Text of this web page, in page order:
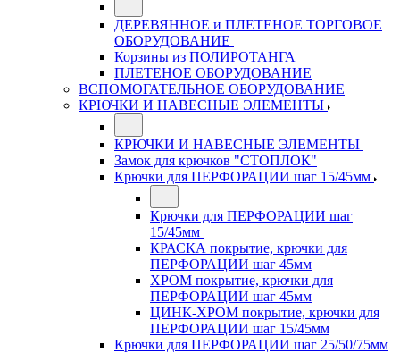
ДЕРЕВЯННОЕ и ПЛЕТЕНОЕ ТОРГОВОЕ
ОБОРУДОВАНИЕ
Корзины из ПОЛИРОТАНГА
ПЛЕТЕНОЕ ОБОРУДОВАНИЕ
ВСПОМОГАТЕЛЬНОЕ ОБОРУДОВАНИЕ
КРЮЧКИ И НАВЕСНЫЕ ЭЛЕМЕНТЫ
КРЮЧКИ И НАВЕСНЫЕ ЭЛЕМЕНТЫ
Замок для крючков "СТОПЛОК"
Крючки для ПЕРФОРАЦИИ шаг 15/45мм
Крючки для ПЕРФОРАЦИИ шаг
15/45мм
КРАСКА покрытие, крючки для
ПЕРФОРАЦИИ шаг 45мм
ХРОМ покрытие, крючки для
ПЕРФОРАЦИИ шаг 45мм
ЦИНК-ХРОМ покрытие, крючки для
ПЕРФОРАЦИИ шаг 15/45мм
Крючки для ПЕРФОРАЦИИ шаг 25/50/75мм